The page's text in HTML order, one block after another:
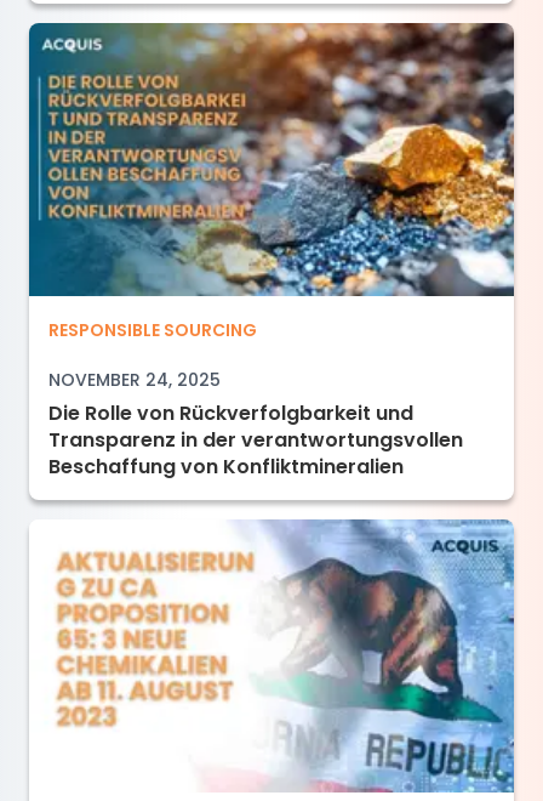
Die Rolle von Rückverfolgbarkeit und
RESPONSIBLE SOURCING
NOVEMBER 24, 2025
Die Rolle von Rückverfolgbarkeit und
Transparenz in der verantwortungsvollen
Beschaffung von Konfliktmineralien